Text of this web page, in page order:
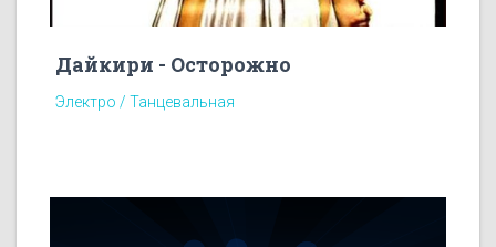
Дайкири - Осторожно
Электро / Танцевальная